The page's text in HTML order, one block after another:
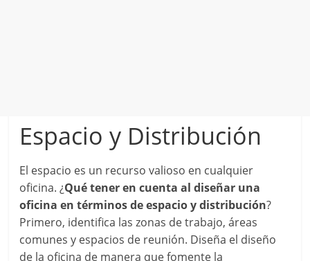
Espacio y Distribución
El espacio es un recurso valioso en cualquier
oficina. ¿Qué tener en cuenta al diseñar una
oficina en términos de espacio y distribución?
Primero, identifica las zonas de trabajo, áreas
comunes y espacios de reunión. Diseña el diseño
de la oficina de manera que fomente la